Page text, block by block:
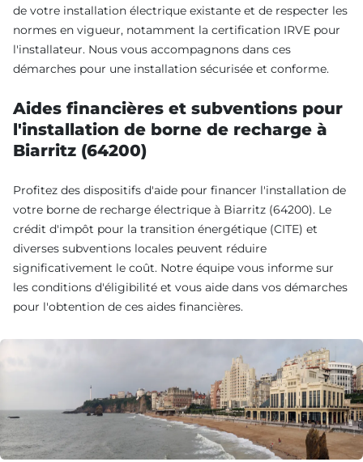
de votre installation électrique existante et de respecter les
normes en vigueur, notamment la certification IRVE pour
l'installateur. Nous vous accompagnons dans ces
démarches pour une installation sécurisée et conforme.
Aides financières et subventions pour
l'installation de borne de recharge à
Biarritz (64200)
Profitez des dispositifs d'aide pour financer l'installation de
votre borne de recharge électrique à Biarritz (64200). Le
crédit d'impôt pour la transition énergétique (CITE) et
diverses subventions locales peuvent réduire
significativement le coût. Notre équipe vous informe sur
les conditions d'éligibilité et vous aide dans vos démarches
pour l'obtention de ces aides financières.